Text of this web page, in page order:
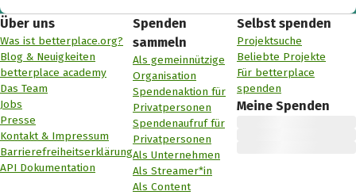
Über uns
Was ist betterplace.org?
Blog & Neuigkeiten
betterplace academy
Das Team
Jobs
Presse
Kontakt & Impressum
Barrierefreiheitserklärung
API Dokumentation
Spenden
sammeln
Als gemeinnützige
Organisation
Spendenaktion für
Privatpersonen
Spendenaufruf für
Privatpersonen
Als Unternehmen
Als Streamer*in
Als Content
Selbst spenden
Projektsuche
Beliebte Projekte
Für betterplace
spenden
Meine Spenden